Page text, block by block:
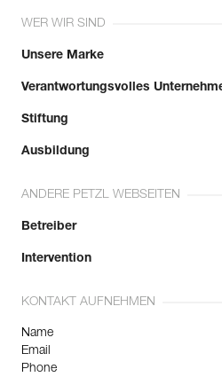
WER WIR SIND
Unsere Marke
Verantwortungsvolles
Stiftung
Ausbildung
ANDERE PETZL WEBSEITEN
Betreiber
Intervention
KONTAKT AUFNEHMEN
Name
Email
Phone